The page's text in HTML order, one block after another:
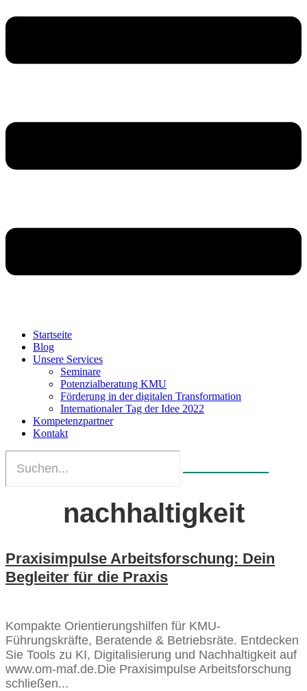
Startseite
Blog
Unsere Services
Seminare
Potenzialberatung KMU
Förderung in der digitalen Transformation
Internationaler Tag der Idee 2022
Kompetenzpartner
Kontakt
nachhaltigkeit
Praxisimpulse Arbeitsforschung: Dein
Begleiter für die Praxis
Kompakte Orientierungshilfen für KMU-
Führungskräfte, Beratende & Betriebsräte. Entdecken
Sie Tools zu KI, Digitalisierung und Nachhaltigkeit auf
www.om-maf.de.Die Praxisimpulse Arbeitsforschung
schließen...